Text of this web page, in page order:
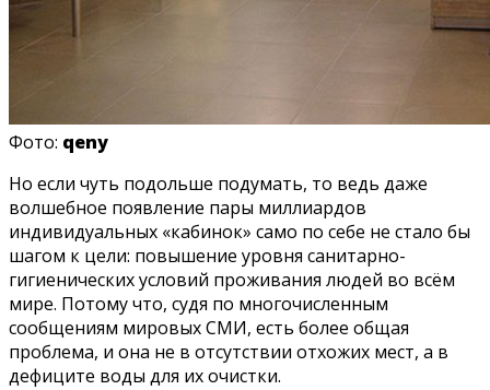
Фото: qeny
Но если чуть подольше подумать, то ведь даже
волшебное появление пары миллиардов
индивидуальных «кабинок» само по себе не стало бы
шагом к цели: повышение уровня санитарно-
гигиенических условий проживания людей во всём
мире. Потому что, судя по многочисленным
сообщениям мировых СМИ, есть более общая
проблема, и она не в отсутствии отхожих мест, а в
дефиците воды для их очистки.